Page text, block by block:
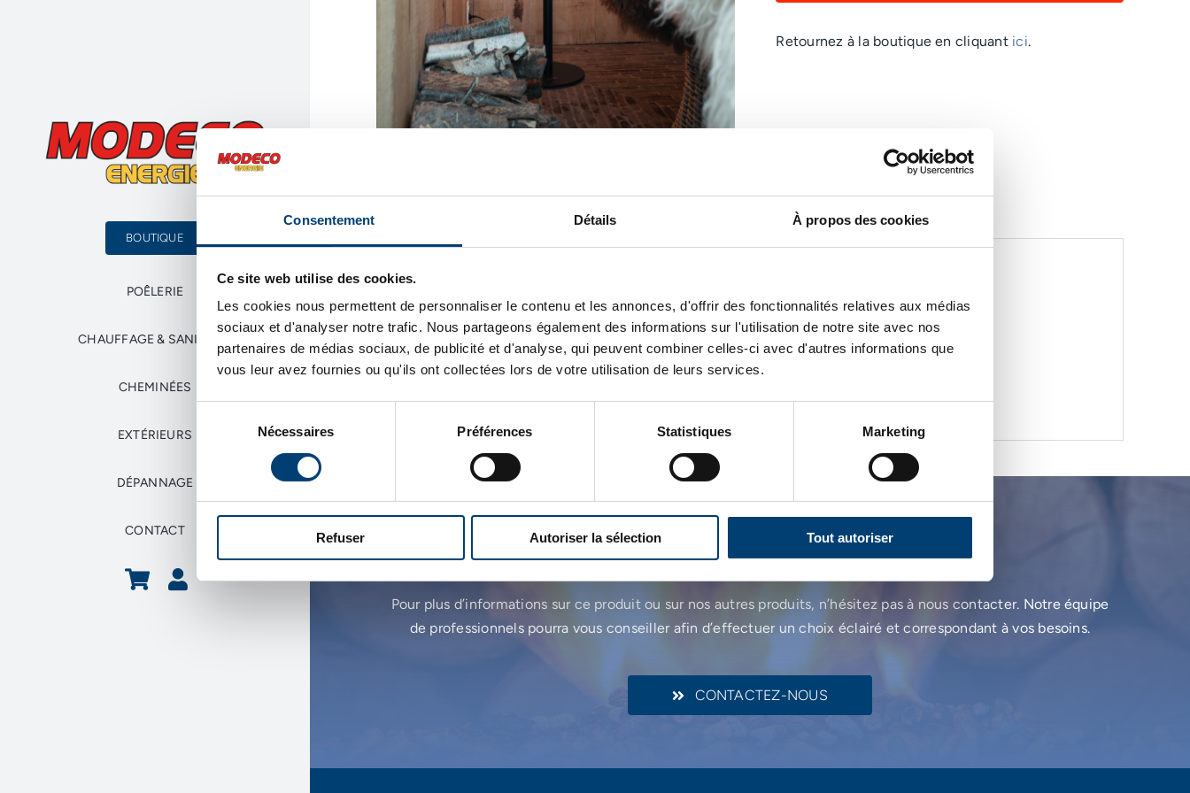
Consentement Détails À propos des cookies
Ce site web utilise des cookies.
Les cookies nous permettent de personnaliser le contenu et les annonces, d'offrir des fonctionnalités relatives aux médias
sociaux et d'analyser notre trafic. Nous partageons également des informations sur l'utilisation de notre site avec nos
partenaires de médias sociaux, de publicité et d'analyse, qui peuvent combiner celles-ci avec d'autres informations que
vous leur avez fournies ou qu'ils ont collectées lors de votre utilisation de leurs services.
consentement
Nécessaires Préférences Statistiques Marketing
Refuser Autoriser la sélection Tout autoriser
BOUTIQUE
POÊLERIE
CHAUFFAGE & SANITAIRE
CHEMINÉES
EXTÉRIEURS
DÉPANNAGE
CONTACT
ELECTRIC
Retournez à la boutique en cliquant ici.
DESCRIPTION PRODUIT
Puissance: 800 W / 1200 W / 2000 W
Hauteur :
210 cm
Utilisable à l’intérieur et à l’extérieur
Une question ?
Pour plus d’informations sur ce produit ou sur nos autres produits, n’hésitez pas à nous contacter. Notre équipe
de professionnels pourra vous conseiller afin d’effectuer un choix éclairé et correspondant à vos besoins.
CONTACTEZ-NOUS